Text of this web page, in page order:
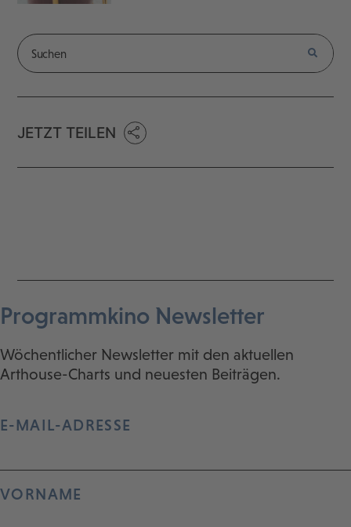
JETZT TEILEN
Programmkino Newsletter
Wöchentlicher Newsletter mit den aktuellen
Arthouse-Charts und neuesten Beiträgen.
E-MAIL-ADRESSE
VORNAME